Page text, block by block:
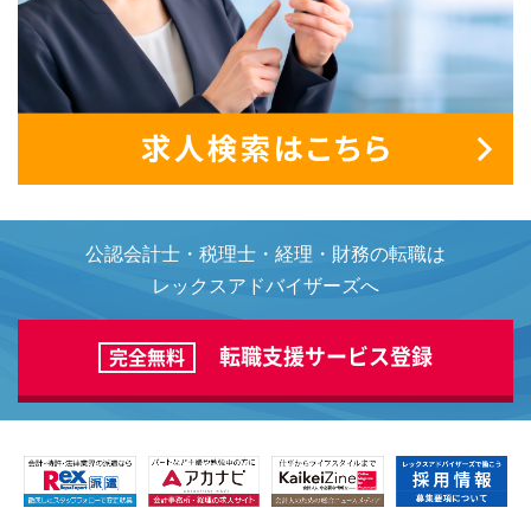
公認会計士・税理士・経理・財務の転職は
レックスアドバイザーズへ
完全無料 転職支援サービス登録